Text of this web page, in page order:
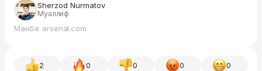
Sherzod Nurmatov
Муаллиф
Манба: arsenal.com
2 0 0 0 0